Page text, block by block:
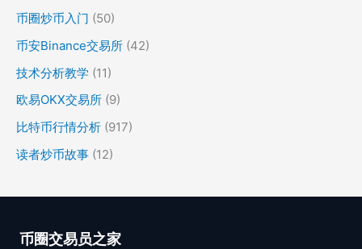
币圈炒币入门 (50)
币安Binance交易所 (42)
技术分析教学 (11)
欧易OKX交易所 (9)
比特币行情分析 (917)
读者炒币故事 (12)
币圈交易员之家